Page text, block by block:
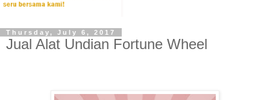
Thursday, July 6, 2017
Jual Alat Undian Fortune Wheel